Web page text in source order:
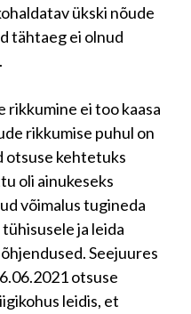
ükski nõude
tähtaeg ei olnud
rikkumine ei too kaasa
rikkumise puhul on
otsuse kehtetuks
oli ainukeseks
võimalus tugineda
ja leida
Seejuures
otsuse
leidis, et